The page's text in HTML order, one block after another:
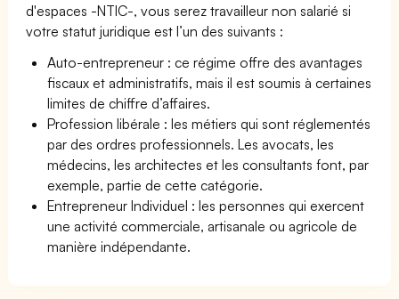
d'espaces -NTIC-, vous serez travailleur non salarié si
votre statut juridique est l’un des suivants :
Auto-entrepreneur : ce régime offre des avantages
fiscaux et administratifs, mais il est soumis à certaines
limites de chiffre d’affaires.
Profession libérale : les métiers qui sont réglementés
par des ordres professionnels. Les avocats, les
médecins, les architectes et les consultants font, par
exemple, partie de cette catégorie.
Entrepreneur Individuel : les personnes qui exercent
une activité commerciale, artisanale ou agricole de
manière indépendante.